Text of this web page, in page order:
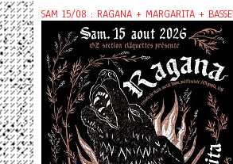
SAM 15/08 : RAGANA + MARGARITA +